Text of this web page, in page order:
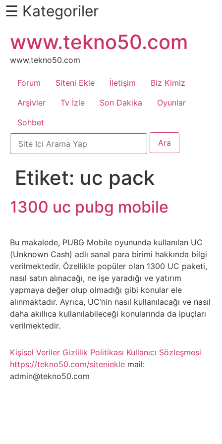
Daha
Fazlası
İçin
Kaydır
Android
Apk
Arabalar
Bankacılık
İşlemleri
Bilgi
Bilgisayar
Bilim
Bitcoin
Bitkiler
Çizgi
☰ Kategoriler
atla
www.tekno50.com
www.tekno50.com
Forum Siteni Ekle İletişim
Biz Kimiz
Arşivler
Tv İzle Son Dakika
Oyunlar
Sohbet
Etiket: uc pack
1300 uc pubg mobile
Bu makalede, PUBG Mobile oyununda kullanılan UC
(Unknown Cash) adlı sanal para birimi hakkında bilgi
verilmektedir. Özellikle popüler olan 1300 UC paketi,
nasıl satın alınacağı, ne işe yaradığı ve yatırım
yapmaya değer olup olmadığı gibi konular ele
alınmaktadır. Ayrıca, UC’nin nasıl kullanılacağı ve nasıl
daha akıllıca kullanılabileceği konularında da ipuçları
verilmektedir.
Kişisel Veriler Gizlilik Politikası Kullanıcı Sözleşmesi
https://tekno50.com/siteniekle mail:
admin@tekno50.com